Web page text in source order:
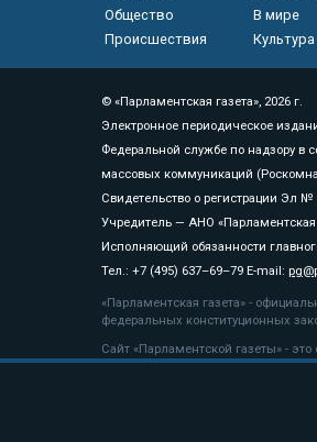
Общество
В мире
Происшествия
Культура
© «Парламентская газета», 2026 г.
Электронное периодическое
Федеральной службе по надзору в
массовых коммуникаций
Свидетельство о регистрации Эл №
Учредитель — АНО «Парламентская
Исполняющий обязанности
Тел.: +7 (495) 637–69–79 E-mail:
«Парламентская газета» -
федеральных конституционных
Сайт «Парламентской газеты» -
«Парламентской газеты» активная